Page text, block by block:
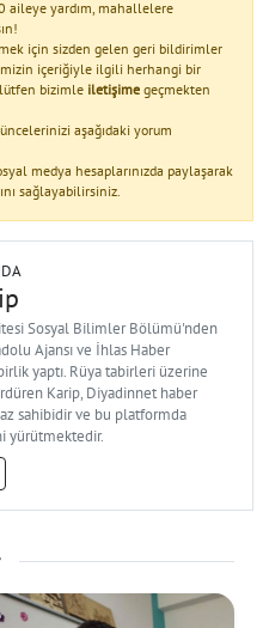
aileye yardım, mahallelere
için sizden gelen geri bildirimler
içeriğiyle ilgili herhangi bir
bizimle iletişime geçmekten
aşağıdaki yorum
medya hesaplarınızda paylaşarak
sağlayabilirsiniz.
Sosyal Bilimler Bölümü'nden
Ajansı ve İhlas Haber
yaptı. Rüya tabirleri üzerine
Karip, Diyadinnet haber
sahibidir ve bu platformda
yürütmektedir.